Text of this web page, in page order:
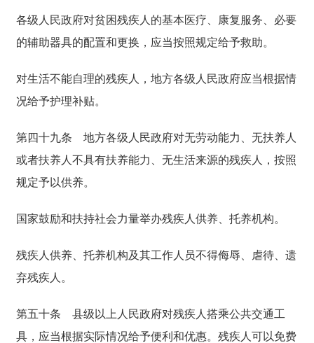
各级人民政府对贫困残疾人的基本医疗、康复服务、必要
的辅助器具的配置和更换，应当按照规定给予救助。
对生活不能自理的残疾人，地方各级人民政府应当根据情
况给予护理补贴。
第四十九条 地方各级人民政府对无劳动能力、无扶养人
或者扶养人不具有扶养能力、无生活来源的残疾人，按照
规定予以供养。
国家鼓励和扶持社会力量举办残疾人供养、托养机构。
残疾人供养、托养机构及其工作人员不得侮辱、虐待、遗
弃残疾人。
第五十条 县级以上人民政府对残疾人搭乘公共交通工
具，应当根据实际情况给予便利和优惠。残疾人可以免费